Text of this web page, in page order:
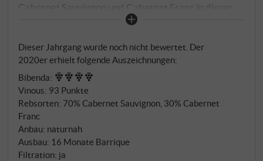
Cabernet Sauvignon und Cabernet Franc in dieser
Landschaft im Südwesten Siziliens angekommen
lokalen Vokabulars. Planeta hat den Namen
übernommen – und daraus einen der
eigenständigsten Rotweine der Insel gemacht. Die
Reben stehen auf dem Gut Dispensa bei Menfi, auf
bis zu 430 Metern, in kalkhaltigen, tiefgründigen
Böden von mittlerer Textur. Eine Lage, die den
Cabernets die nötige Kühle gibt, um ihre
aromatische Präzision zu behalten. Limitierte
Dieser Jahrgang wurde noch nicht bewertet. Der
2020er erhielt folgende Auszeichnungen:
Bibenda:
Vinous: 93 Punkte
Rebsorten: 70% Cabernet Sauvignon, 30% Cabernet
Franc
Anbau: naturnah
Ausbau: 16 Monate Barrique
Filtration: ja